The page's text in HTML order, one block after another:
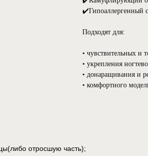
✔️Гипоаллергенный
Подходят для:
• чувствительных и
• укрепления
• донаращивания и
• комфортного
отросшую часть);